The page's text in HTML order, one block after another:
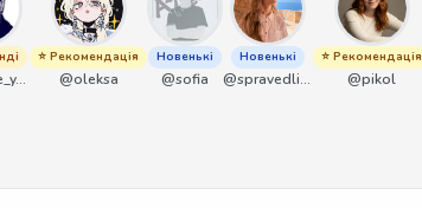
@george_y_lawlett
⭐ Рекомендація
@oleksa
Новенькі
@sofia
Новенькі
@spravedliwa
⭐ Рекомендація
@pikol